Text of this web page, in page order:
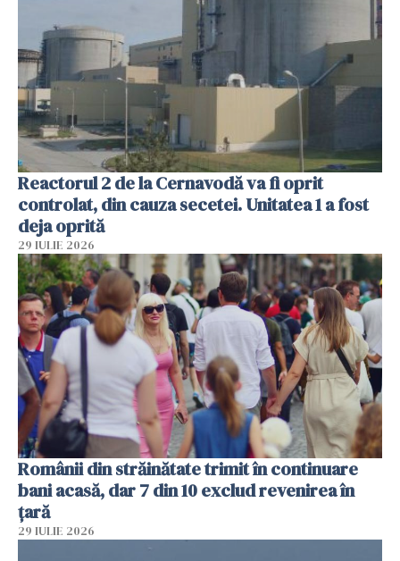
Reactorul 2 de la Cernavodă va fi oprit
controlat, din cauza secetei. Unitatea 1 a fost
deja oprită
29 IULIE 2026
Românii din străinătate trimit în continuare
bani acasă, dar 7 din 10 exclud revenirea în
țară
29 IULIE 2026